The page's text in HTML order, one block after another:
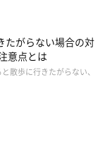
たがらない場合の対
意点とは
散歩に行きたがらない、